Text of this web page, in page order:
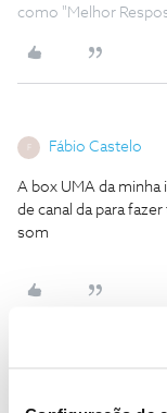
como "Melhor
Fábio Castelo
A box UMA da minha
de canal da para
som